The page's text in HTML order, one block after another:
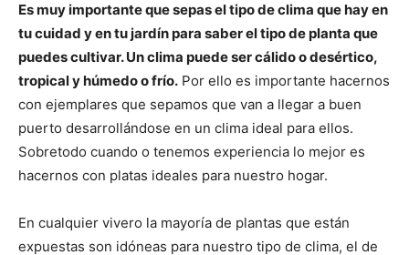
Es muy importante que sepas el tipo de clima que hay en
tu cuidad y en tu jardín para saber el tipo de planta que
puedes cultivar. Un clima puede ser cálido o desértico,
tropical y húmedo o frío. Por ello es importante hacernos
con ejemplares que sepamos que van a llegar a buen
puerto desarrollándose en un clima ideal para ellos.
Sobretodo cuando o tenemos experiencia lo mejor es
hacernos con platas ideales para nuestro hogar.
En cualquier vivero la mayoría de plantas que están
expuestas son idóneas para nuestro tipo de clima, el de